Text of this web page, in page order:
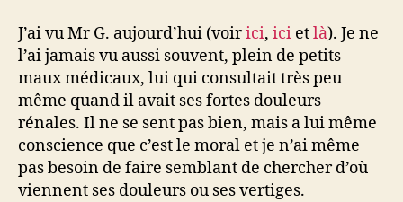
peu
d’espoir?
ou
pas
…
J’ai vu Mr G. aujourd’hui (voirici, ici etlà). Je ne
l’ai jamais vu aussi souvent, plein de petits
maux médicaux, lui qui consultait très peu
même quand il avait ses fortes douleurs
rénales. Il ne se sent pas bien, mais a lui même
conscience que c’est le moral et je n’ai même
pas besoin de faire semblant de chercher d’où
viennent ses douleurs ou ses vertiges.